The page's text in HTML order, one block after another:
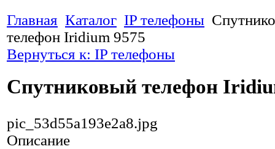
Главная Каталог IP телефоны
телефон Iridium 9575
Вернуться к: IP телефоны
Спутниковый телефон
pic_53d55a193e2a8.jpg
Описание